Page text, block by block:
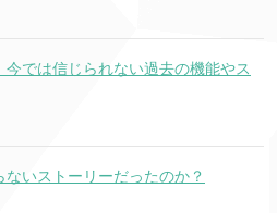
では信じられない過去の機能やス
いストーリーだったのか？